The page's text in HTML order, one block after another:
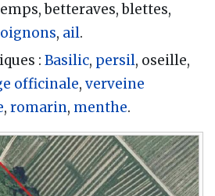
betteraves, blettes,
oignons, ail.
:Basilic, persil, oseille,
officinale,verveine
,romarin, menthe.